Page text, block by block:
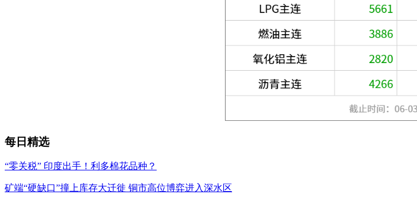
每日精选
“零关税” 印度出手！利多棉花品种？
矿端“硬缺口”撞上库存大迁徙 铜市高位博弈进入深水区